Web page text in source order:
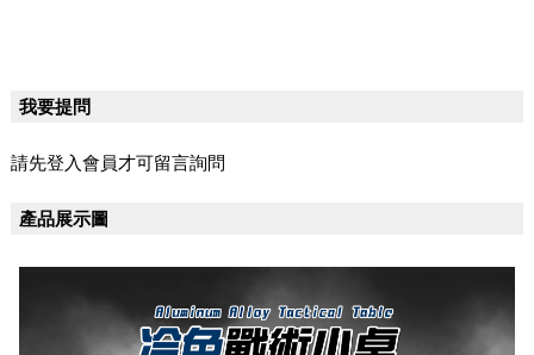
我要提問
請先登入會員才可留言詢問
產品展示圖